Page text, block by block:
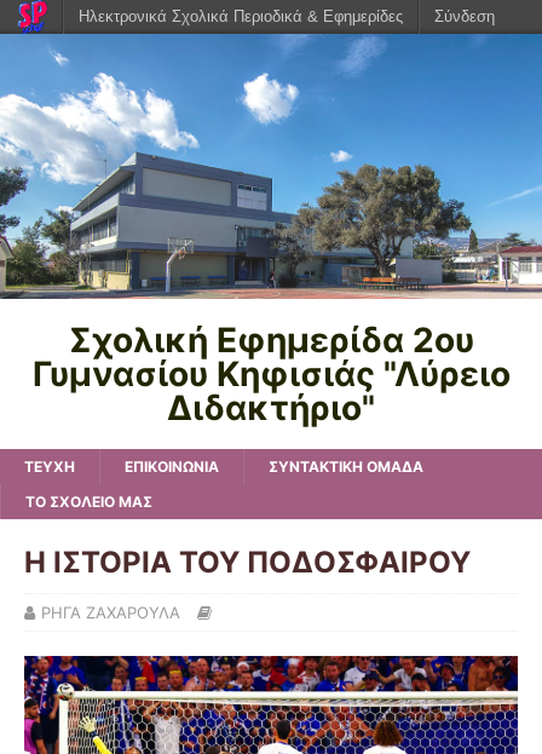
Σχολική Eφημερίδα 2ου
Γυμνασίου Κηφισιάς "Λύρειο
Διδακτήριο"
TEYXH ΕΠΙΚΟΙΝΩΝΙΑ
ΣΥΝΤΑΚΤΙΚΗ ΟΜΑΔΑ
ΤΟ ΣΧΟΛΕΙΟ ΜΑΣ
Η ΙΣΤΟΡΙΑ ΤΟΥ ΠΟΔΟΣΦΑΙΡΟΥ
ΡΗΓΑ ΖΑΧΑΡΟΥΛΑ
Ηλεκτρονικά Σχολικά Περιοδικά & Εφημερίδες Σύνδεση